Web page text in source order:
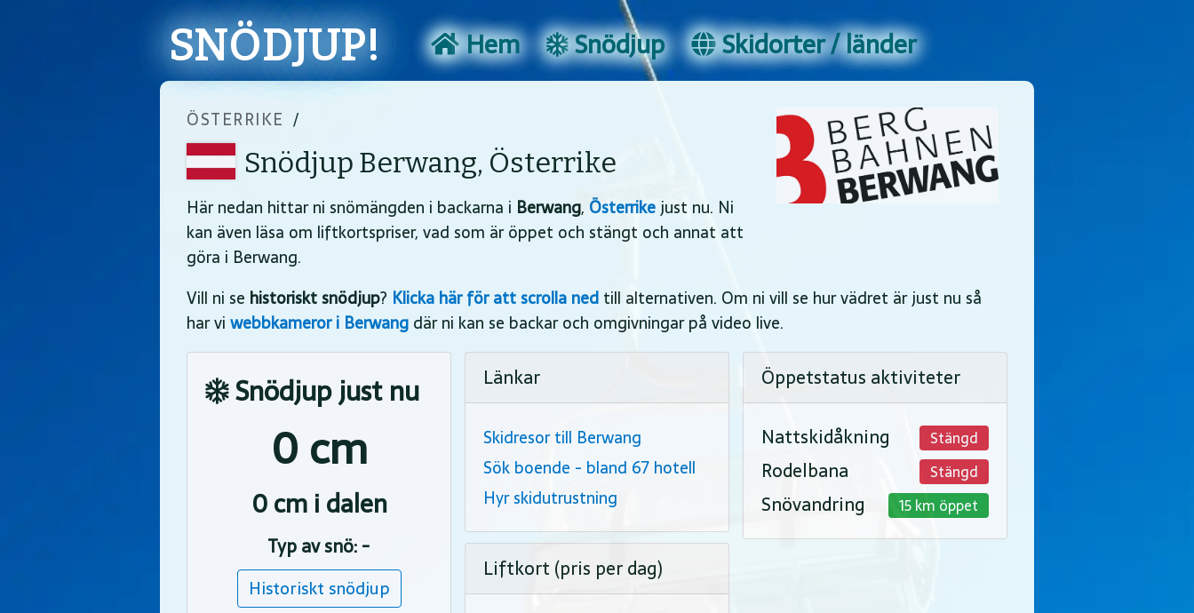
SNÖDJUP! Hem Snödjup Skidorter / länder
ÖSTERRIKE /
Snödjup Berwang, Österrike
Här nedan hittar ni snömängden i backarna i Berwang, Österrikejust nu. Ni
kan även läsa om liftkortspriser, vad som är öppet och stängt och annat att
göra i Berwang.
Vill ni se historiskt snödjup? Klicka här för att scrolla ned till alternativen. Om ni vill se hur vädret är just nu så
har vi webbkameror i Berwang där ni kan se backar och omgivningar på video live.
Snödjup just nu
0 cm
0 cm i dalen
Typ av snö: -
Historiskt snödjup
Länkar
Skidresor till Berwang
Sök boende - bland 67 hotell
Hyr skidutrustning
Liftkort (pris per dag)
Öppetstatus aktiviteter
Nattskidåkning Stängd
Rodelbana Stängd
Snövandring 15 km öppet